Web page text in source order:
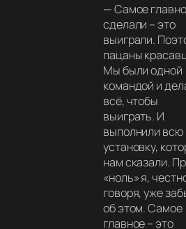
—Самое
сделали – это
выиграли.
пацаны
Мы были одной
командой и
всё, чтобы
выиграть. И
выполнили всю
установку,
нам сказали.
«ноль» я,
говоря, уже
об этом. Самое
главное – это